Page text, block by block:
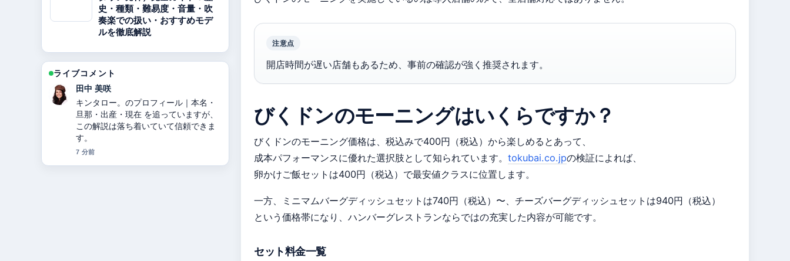
注意点
開店時間が遅い店舗もあるため、事前の確認が強く推奨されます。
びくドンのモーニングはいくらですか？
びくドンのモーニング価格は、税込みで400円（税込）から楽しめるとあって、
成本パフォーマンスに優れた選択肢として知られています。 tokubai.co.jpの検証によれば、
卵かけご飯セットは400円（税込）で最安値クラスに位置します。
一方、ミニマムバーグディッシュセットは740円（税込）〜、チーズバーグディッシュセットは940円（税込）
という価格帯になり、ハンバーグレストランならではの充実した内容が可能です。
セット料金一覧
史・種類・難易度・音量・吹
奏楽での扱い・おすすめモデ
ルを徹底解説
ライブコメント
田中 美咲
キンタロー。のプロフィール｜本名・
旦那・出産・現在 を追っていますが、
この解説は落ち着いていて信頼できま
す。
7 分前